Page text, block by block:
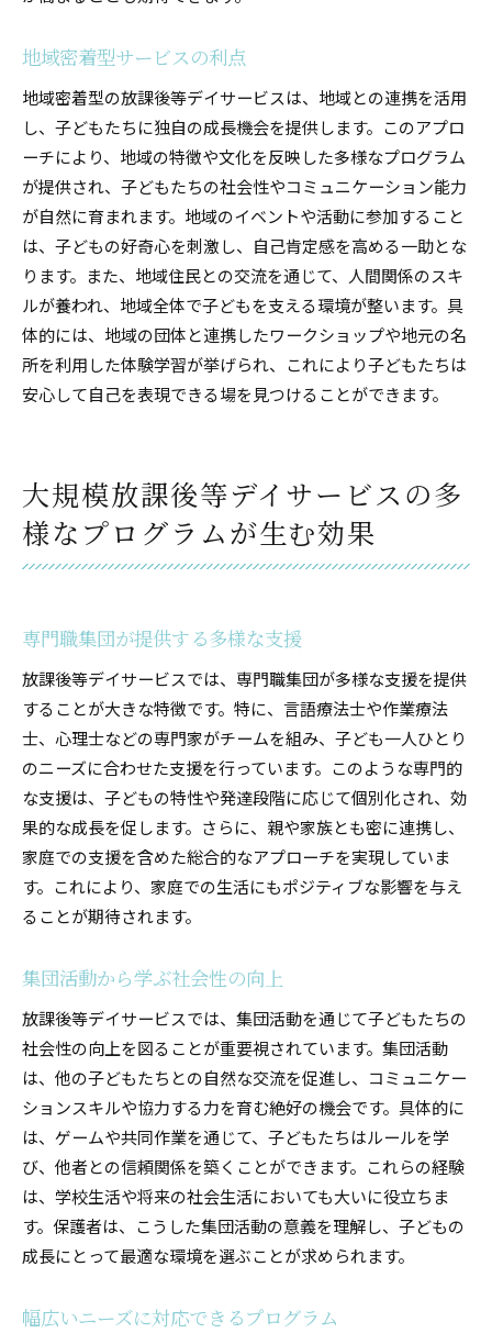
地域密着型サービスの利点
地域密着型の放課後等デイサービスは、地域との連携を活用
し、子どもたちに独自の成長機会を提供します。このアプロ
ーチにより、地域の特徴や文化を反映した多様なプログラム
が提供され、子どもたちの社会性やコミュニケーション能力
が自然に育まれます。地域のイベントや活動に参加すること
は、子どもの好奇心を刺激し、自己肯定感を高める一助とな
ります。また、地域住民との交流を通じて、人間関係のスキ
ルが養われ、地域全体で子どもを支える環境が整います。具
体的には、地域の団体と連携したワークショップや地元の名
所を利用した体験学習が挙げられ、これにより子どもたちは
安心して自己を表現できる場を見つけることができます。
大規模放課後等デイサービスの多
様なプログラムが生む効果
専門職集団が提供する多様な支援
放課後等デイサービスでは、専門職集団が多様な支援を提供
することが大きな特徴です。特に、言語療法士や作業療法
士、心理士などの専門家がチームを組み、子ども一人ひとり
のニーズに合わせた支援を行っています。このような専門的
な支援は、子どもの特性や発達段階に応じて個別化され、効
果的な成長を促します。さらに、親や家族とも密に連携し、
家庭での支援を含めた総合的なアプローチを実現していま
す。これにより、家庭での生活にもポジティブな影響を与え
ることが期待されます。
集団活動から学ぶ社会性の向上
放課後等デイサービスでは、集団活動を通じて子どもたちの
社会性の向上を図ることが重要視されています。集団活動
は、他の子どもたちとの自然な交流を促進し、コミュニケー
ションスキルや協力する力を育む絶好の機会です。具体的に
は、ゲームや共同作業を通じて、子どもたちはルールを学
び、他者との信頼関係を築くことができます。これらの経験
は、学校生活や将来の社会生活においても大いに役立ちま
す。保護者は、こうした集団活動の意義を理解し、子どもの
成長にとって最適な環境を選ぶことが求められます。
幅広いニーズに対応できるプログラム